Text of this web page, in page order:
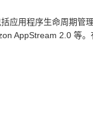
应用程序生命周期管
AppStream 2.0 等。